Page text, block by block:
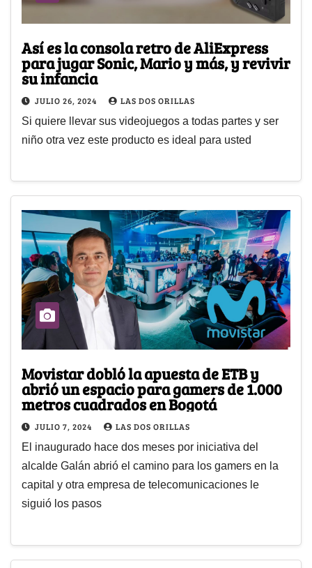
Así es la consola retro de AliExpress
para jugar Sonic, Mario y más, y revivir
su infancia
JULIO 26, 2024 LAS DOS ORILLAS
Si quiere llevar sus videojuegos a todas partes y ser
niño otra vez este producto es ideal para usted
Movistar dobló la apuesta de ETB y
abrió un espacio para gamers de 1.000
metros cuadrados en Bogotá
JULIO 7, 2024 LAS DOS ORILLAS
El inaugurado hace dos meses por iniciativa del
alcalde Galán abrió el camino para los gamers en la
capital y otra empresa de telecomunicaciones le
siguió los pasos